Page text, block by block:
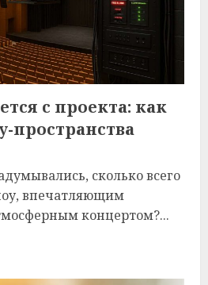
с проекта: как
пространства
сколько всего
впечатляющим
концертом?...